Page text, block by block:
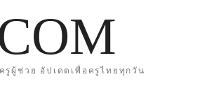
ผู้ช่วย อัปเดตเพื่อครูไทยทุกวัน